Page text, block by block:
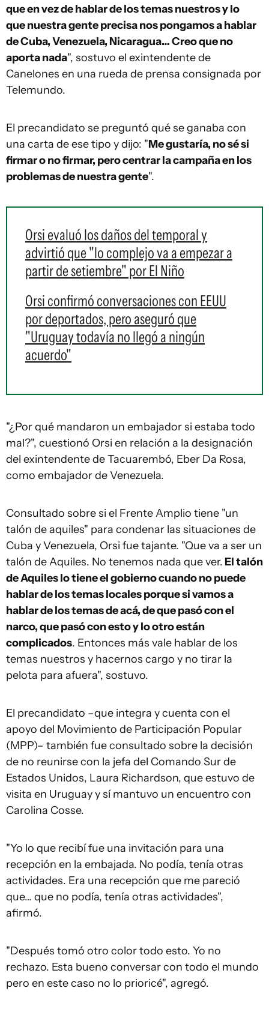
que en vez de hablar de los temas nuestros y lo
que nuestra gente precisa nos pongamos a hablar
de Cuba, Venezuela, Nicaragua… Creo que no
aporta nada", sostuvo el exintendente de
Canelones en una rueda de prensa consignada por
Telemundo.
El precandidato se preguntó qué se ganaba con
una carta de ese tipo y dijo: "Me gustaría, no sé si
firmar o no firmar, pero centrar la campaña en los
problemas de nuestra gente".
Orsi evaluó los daños del temporal y
advirtió que "lo complejo va a empezar a
partir de setiembre" por El Niño
Orsi confirmó conversaciones con EEUU
por deportados, pero aseguró que
"Uruguay todavía no llegó a ningún
acuerdo"
"¿Por qué mandaron un embajador si estaba todo
mal?", cuestionó Orsi en relación a la designación
del exintendente de Tacuarembó, Eber Da Rosa,
como embajador de Venezuela.
Consultado sobre si el Frente Amplio tiene "un
talón de aquiles" para condenar las situaciones de
Cuba y Venezuela, Orsi fue tajante. "Que va a ser un
talón de Aquiles. No tenemos nada que ver. El talón
de Aquiles lo tiene el gobierno cuando no puede
hablar de los temas locales porque si vamos a
hablar de los temas de acá, de que pasó con el
narco, que pasó con esto y lo otro están
complicados. Entonces más vale hablar de los
temas nuestros y hacernos cargo y no tirar la
pelota para afuera", sostuvo.
El precandidato –que integra y cuenta con el
apoyo del Movimiento de Participación Popular
(MPP)– también fue consultado sobre la decisión
de no reunirse con la jefa del Comando Sur de
Estados Unidos, Laura Richardson, que estuvo de
visita en Uruguay y sí mantuvo un encuentro con
Carolina Cosse.
"Yo lo que recibí fue una invitación para una
recepción en la embajada. No podía, tenía otras
actividades. Era una recepción que me pareció
que… que no podía, tenía otras actividades",
afirmó.
"Después tomó otro color todo esto. Yo no
rechazo. Esta bueno conversar con todo el mundo
pero en este caso no lo prioricé", agregó.